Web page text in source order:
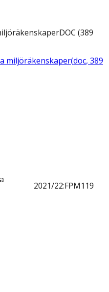
DOC (389
miljöräkenskaper(doc, 389
2021/22:FPM119